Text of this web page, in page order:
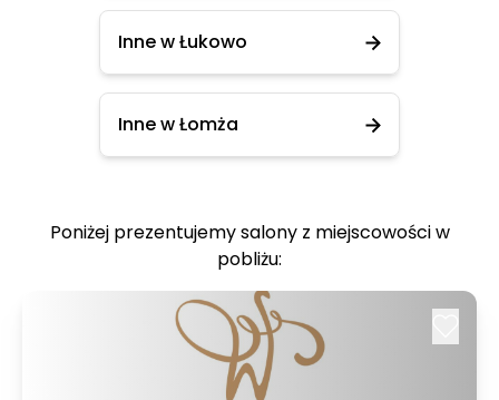
Inne w Łukowo
Inne w Łomża
Poniżej prezentujemy salony z miejscowości w
pobliżu: